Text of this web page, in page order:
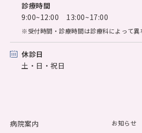
診療時間
9:00~12:00 13:00~17:00
※受付時間・診療時間は診療科によって異
休診日
土・日・祝日
病院案内 お知らせ